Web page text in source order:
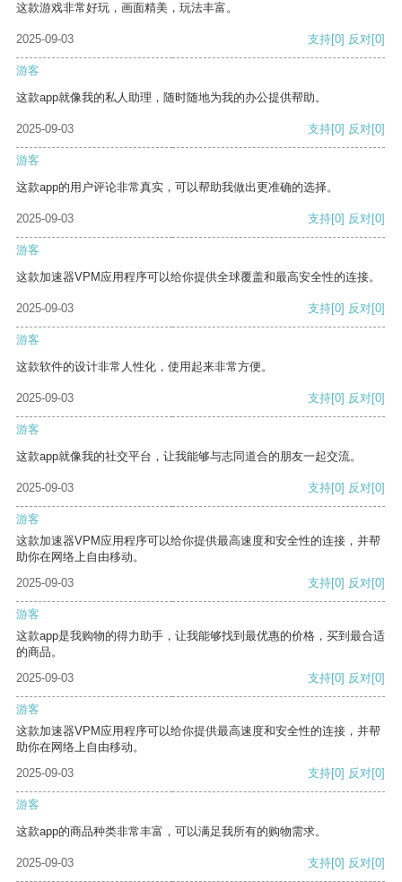
这款游戏非常好玩，画面精美，玩法丰富。
2025-09-03 支持[0] 反对[0]
游客
这款app就像我的私人助理，随时随地为我的办公提供帮助。
2025-09-03 支持[0] 反对[0]
游客
这款app的用户评论非常真实，可以帮助我做出更准确的选择。
2025-09-03 支持[0] 反对[0]
游客
这款加速器VPM应用程序可以给你提供全球覆盖和最高安全性的连接。
2025-09-03 支持[0] 反对[0]
游客
这款软件的设计非常人性化，使用起来非常方便。
2025-09-03 支持[0] 反对[0]
游客
这款app就像我的社交平台，让我能够与志同道合的朋友一起交流。
2025-09-03 支持[0] 反对[0]
游客
这款加速器VPM应用程序可以给你提供最高速度和安全性的连接，并帮
助你在网络上自由移动。
2025-09-03
支持[0] 反对[0]
游客
这款app是我购物的得力助手，让我能够找到最优惠的价格，买到最合适
的商品。
2025-09-03
支持[0] 反对[0]
游客
这款加速器VPM应用程序可以给你提供最高速度和安全性的连接，并帮
助你在网络上自由移动。
2025-09-03
支持[0] 反对[0]
游客
这款app的商品种类非常丰富，可以满足我所有的购物需求。
2025-09-03 支持[0] 反对[0]